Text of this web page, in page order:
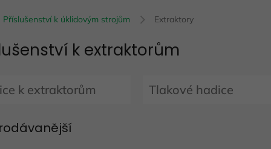
Příslušenství k úklidovým strojům Extraktory
k extraktorům
k extraktorům Tlakové hadice